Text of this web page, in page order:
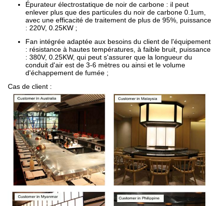
Épurateur électrostatique de noir de carbone : il peut
enlever plus que des particules du noir de carbone 0.1um,
avec une efficacité de traitement de plus de 95%, puissance
: 220V, 0.25KW ;
Fan intégrée adaptée aux besoins du client de l'équipement
: résistance à hautes températures, à faible bruit, puissance
: 380V, 0.25KW, qui peut s'assurer que la longueur du
conduit d'air est de 3-6 mètres ou ainsi et le volume
d'échappement de fumée ;
Cas de client :